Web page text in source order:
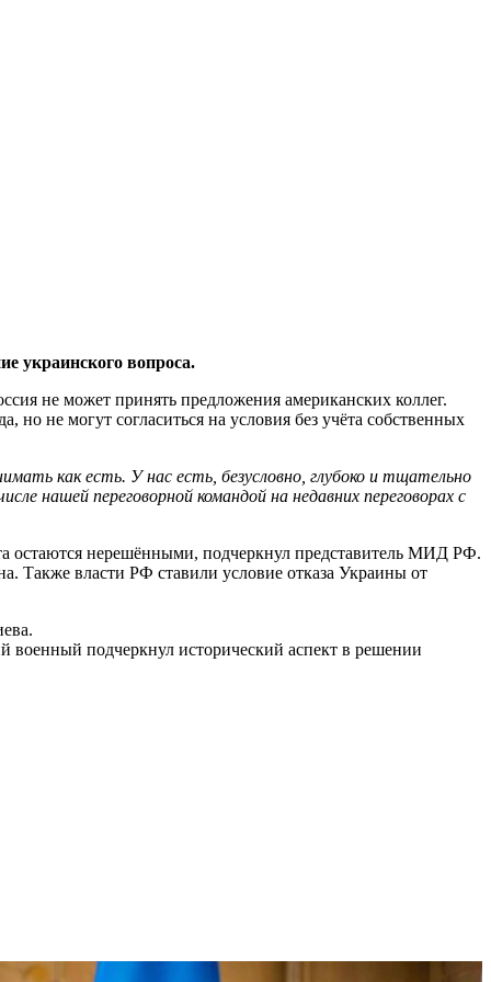
украинского вопроса.
не может принять предложения американских коллег.
не могут согласиться на условия без учёта собственных
как есть. У нас есть, безусловно, глубоко и тщательно
нашей переговорной командой на недавних переговорах с
остаются нерешёнными, подчеркнул представитель МИД РФ.
Также власти РФ ставили условие отказа Украины от
подчеркнул исторический аспект в решении